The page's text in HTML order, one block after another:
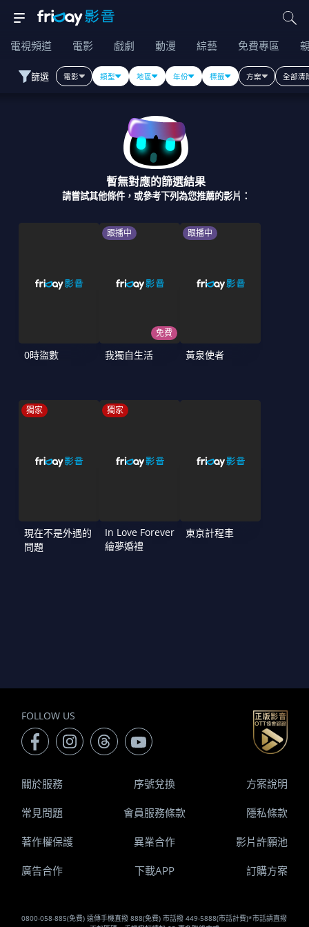
電視頻道 電影 戲劇 動漫 綜藝 免費專區
篩選 電影 類型 地區 年份 標籤 方案 全部清
暫無對應的篩選結果
請嘗試其他條件，或參考下列為您推薦的影片：
0時盜數
跟播中
免費
我獨自生活
跟播中
黃泉使者
獨家
現在不是外遇的
問題
獨家
In Love Forever
繪夢婚禮
東京計程車
FOLLOW US
0800-058-885(免費) 遠傳手機直撥 888(免費) 市話撥 449-5888(市話計費)*市話請直撥
關於服務 序號兌換 方案說明
常見問題 會員服務條款 隱私條款
著作權保護 異業合作 影片許願池
廣告合作 下載APP 訂購方案